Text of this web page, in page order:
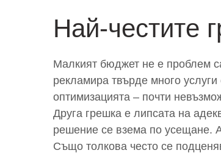
Най-честите
Малкият бюджет не е проблем
рекламира твърде много
оптимизацията – почти
Друга грешка е липсата на
решение се взема по усещане.
Също толкова често се